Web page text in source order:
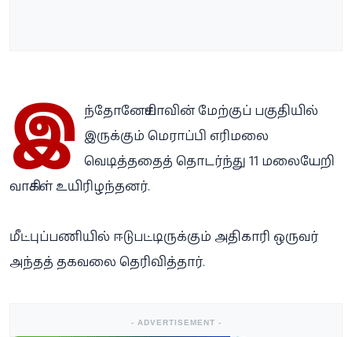
இ ந்தோனேசியாவின் மேற்குப் பகுதியில்
இருக்கும் மெராப்பி எரிமலை
வெடித்ததைத் தொடர்ந்து 11 மலையேறி
வாசிகள் உயிரிழந்தனர்.
மீட்புப்பணியில் ஈடுபட்டிருக்கும் அதிகாரி ஒருவர்
அந்தத் தகவலை தெரிவித்தார்.
- ADVERTISEMENT -